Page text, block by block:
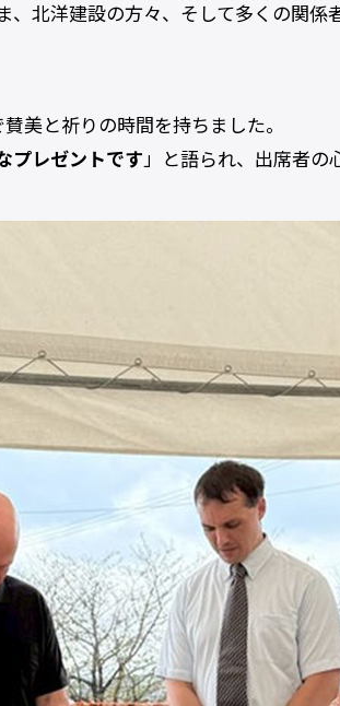
北洋建設の方々、そして多くの関係
美と祈りの時間を持ちました。
プレゼントです」と語られ、出席者の